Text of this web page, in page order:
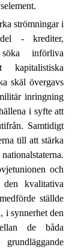
strömningar i
- krediter,
införliva
skäl övergavs
inringning
i syfte att
Samtidigt
till att stärka
och
kvalitativa
ställde
i synnerhet den
de båda